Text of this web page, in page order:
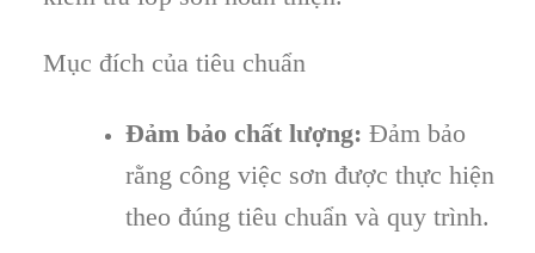
Mục đích của tiêu chuẩn
Đảm bảo chất lượng: Đảm bảo
rằng công việc sơn được thực hiện
theo đúng tiêu chuẩn và quy trình.